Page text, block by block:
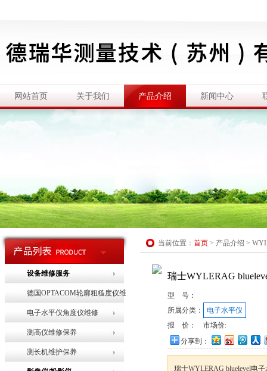
网站首页 关于我们 产品介绍 新闻中心
设备维修服务
德国OPTACOM轮廓粗糙度仪维
修
电子水平仪角度仪维修
测高仪维修保养
测长机维护保养
当前位置： 首页 > 产品介绍 >
瑞士WYLERAG
型 号：
所属分类：
电子水平仪
报 价：
市场价:
分享到：
瑞士WYLERAG bluelevel电